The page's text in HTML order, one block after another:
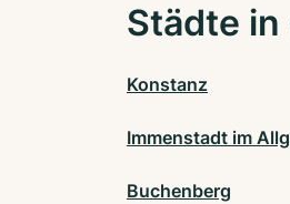
Städte in
Konstanz
Immenstadt im
Buchenberg